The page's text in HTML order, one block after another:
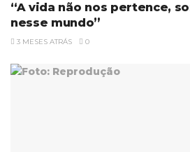
“A vida não nos pertence,
nesse mundo”
3 MESES ATRÁS 0